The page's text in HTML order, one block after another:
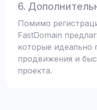
6.
Помимо
FastDomain
которые идеально
продвижения и
проекта.